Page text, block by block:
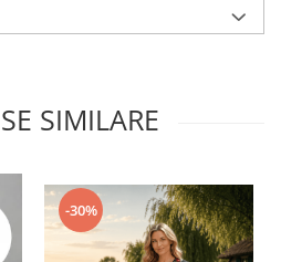
SIMILARE
-30%